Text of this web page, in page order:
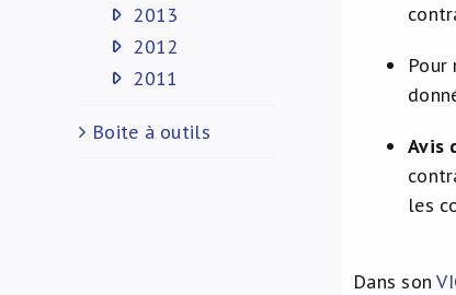
Pour
Avis
les
Dans son
2013
2012
2011
Boite à outils